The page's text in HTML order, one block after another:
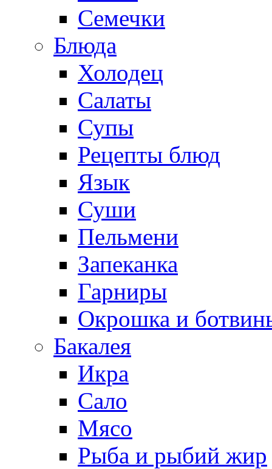
Семечки
Блюда
Холодец
Салаты
Супы
Рецепты блюд
Язык
Суши
Пельмени
Запеканка
Гарниры
Окрошка и
Бакалея
Икра
Сало
Мясо
Рыба и рыбий жир